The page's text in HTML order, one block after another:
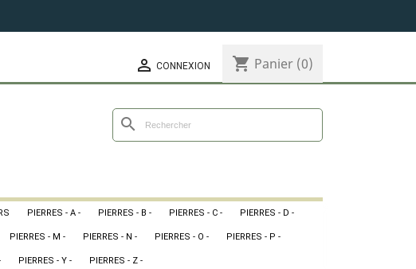
 CONNEXION shopping_cart Panier (0)
search
PIERRES - A - PIERRES - B - PIERRES - C - PIERRES - D -
PIERRES - M - PIERRES - N - PIERRES - O - PIERRES - P -
PIERRES - Y - PIERRES - Z -